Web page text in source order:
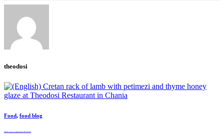
theodosi
Food, food blog
(English) A must try signature dishes “Rack of Lamb”